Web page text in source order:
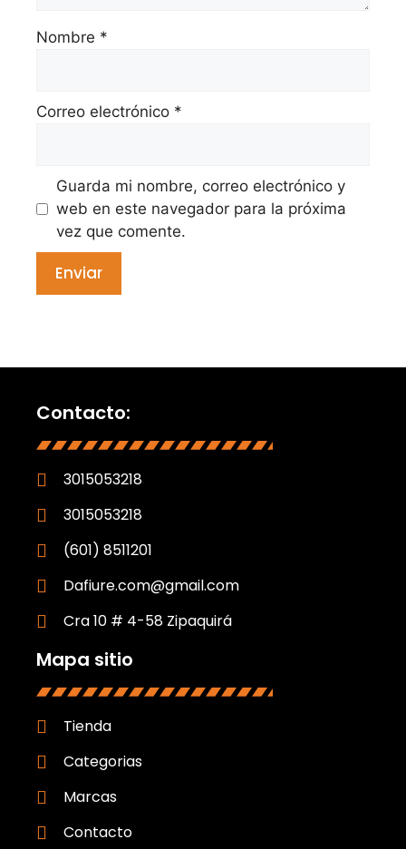
Nombre *
Correo electrónico *
Guarda mi nombre, correo electrónico y
web en este navegador para la próxima
vez que comente.
Contacto:
3015053218
3015053218
(601) 8511201
Dafiure.com@gmail.com
Cra 10 # 4-58 Zipaquirá
Mapa sitio
Tienda
Categorias
Marcas
Contacto